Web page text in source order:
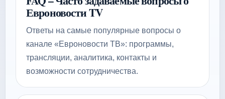
Евроновости TV
Ответы на самые популярные вопросы о
канале «Евроновости ТВ»: программы,
трансляции, аналитика, контакты и
возможности сотрудничества.